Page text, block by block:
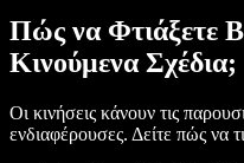
Πώς να Φτιάξετε
Κινούμενα Σχέδια;
Οι κινήσεις κάνουν τις
ενδιαφέρουσες. Δείτε πώς να